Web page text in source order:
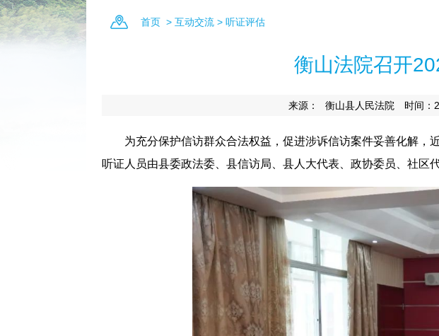
首页 > 互动交流 > 听证评估
衡山法院召开
来源： 衡山县人民法院 时间：
为充分保护信访群众合法权益 ， 促进涉诉信访案件妥善化解 ，
听证人员由县委政法委、县信访局、县人大代表、政协委员、社区